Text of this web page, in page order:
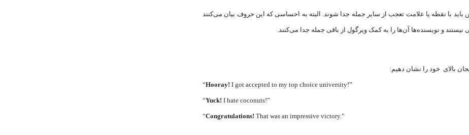
باید با نقطه یا علامت تعجب از سایر جمله جدا شوند. البته به احساسی که این حروف بیان می‌کنند
و نویسنده‌ها آن‌ها را به کمک ویرگول از باقی جمله جدا می‌کنند.
بالای خود را نشان دهیم:‌
“Hooray! I got accepted to my top choice university!”
“Yuck! I hate coconuts!”
“Congratulations! That was an impressive victory.”